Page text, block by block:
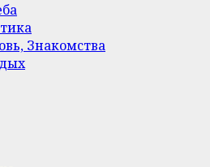
Знакомства